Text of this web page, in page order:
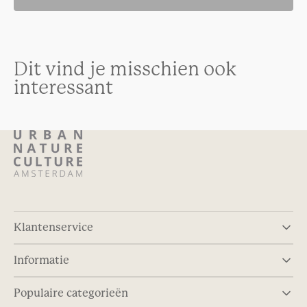
Dit vind je misschien ook
interessant
Klantenservice
Informatie
Populaire categorieën